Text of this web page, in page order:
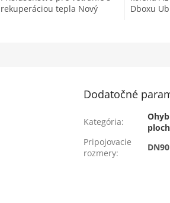
rekuperáciou tepla Nový
Dboxu
Dodatočné
Kategória:
Pripojovacie
rozmery: